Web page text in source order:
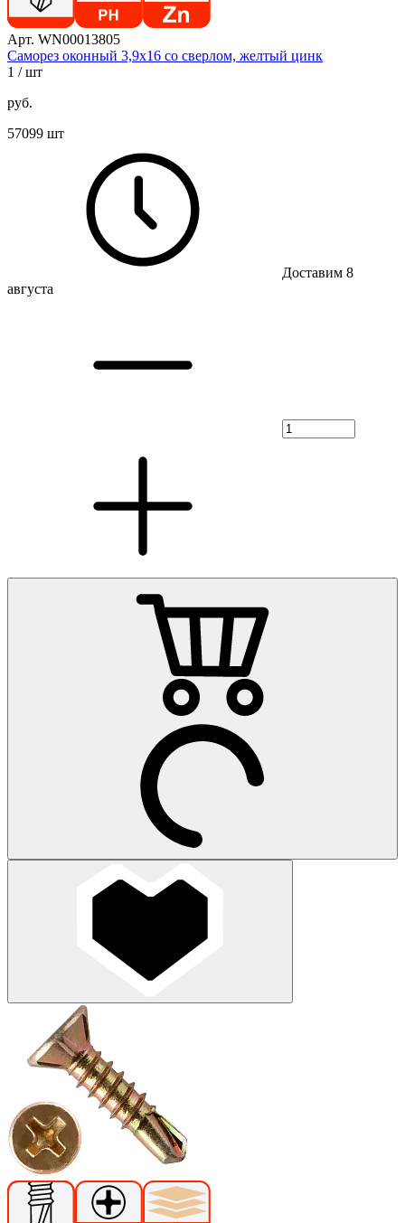
Арт. WN00013805
Саморез оконный 3,9х16 со сверлом, желтый цинк
1 / шт
руб.
57099 шт
Доставим 8
августа